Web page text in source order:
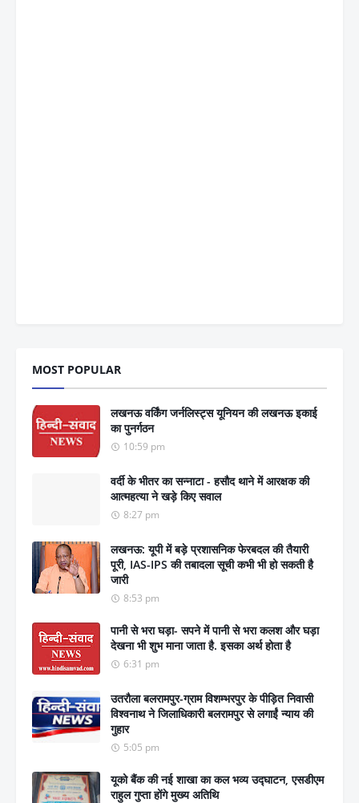
MOST POPULAR
लखनऊ वर्किंग जर्नलिस्ट्स यूनियन की लखनऊ इकाई
का पुनर्गठन
10:59 pm
वर्दी के भीतर का सन्नाटा - हसौद थाने में आरक्षक की
आत्महत्या ने खड़े किए सवाल
8:27 pm
लखनऊ: यूपी में बड़े प्रशासनिक फेरबदल की तैयारी
पूरी, IAS-IPS की तबादला सूची कभी भी हो सकती है
जारी
8:53 pm
पानी से भरा घड़ा- सपने में पानी से भरा कलश और घड़ा
देखना भी शुभ माना जाता है. इसका अर्थ होता है
6:31 pm
उतरौला बलरामपुर-ग्राम विशम्भरपुर के पीड़ित निवासी
विश्वनाथ ने जिलाधिकारी बलरामपुर से लगाईं न्याय की
गुहार
5:05 pm
यूको बैंक की नई शाखा का कल भव्य उद्घाटन, एसडीएम
राहुल गुप्ता होंगे मुख्य अतिथि